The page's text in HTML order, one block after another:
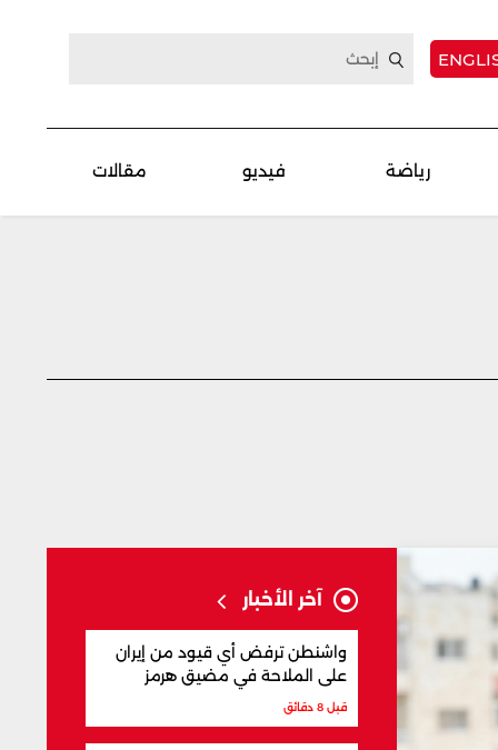
رياضة فيديو مقالات
آخر الأخبار
واشنطن ترفض أي قيود من إيران
على الملاحة في مضيق هرمز
قبل 8 دقائق